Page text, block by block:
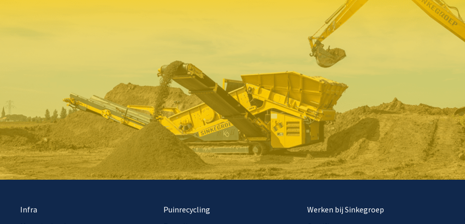
Infra
Puinrecycling
Werken bij Sinkegroep